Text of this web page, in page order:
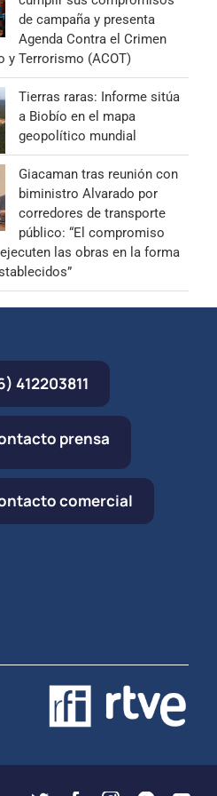
de campaña y presenta
Agenda Contra el Crimen
y Terrorismo (ACOT)
Tierras raras: Informe sitúa
a Biobío en el mapa
geopolítico mundial
Giacaman tras reunión con
biministro Alvarado por
corredores de transporte
público: “El compromiso
las obras en la forma
412203811
prensa
comercial